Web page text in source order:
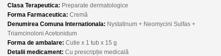
Clasa Terapeutica: Preparate dermatologice
Forma Farmaceutica: Cremă
Denumirea Comuna Internationala: Nystatinum + Neomycini Sulfas +
Triamcinoloni Acetonidum
Forma de ambalare: Cutie x 1 tub x 15 g
Detalii medicament: Cu prescripție medicală